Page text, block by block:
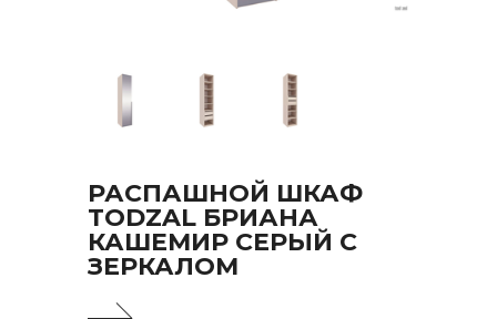
РАСПАШНОЙ ШКАФ
TODZAL БРИАНА
КАШЕМИР СЕРЫЙ С
ЗЕРКАЛОМ